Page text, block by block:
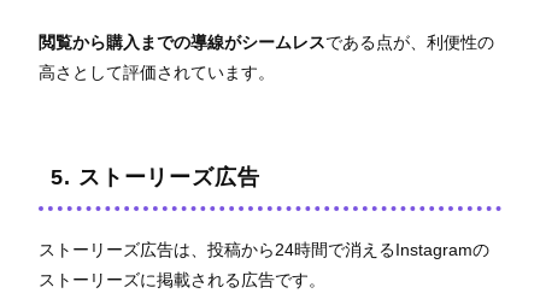
閲覧から購入までの導線がシームレスである点が、利便性の
高さとして評価されています。
5. ストーリーズ広告
ストーリーズ広告は、投稿から24時間で消えるInstagramの
ストーリーズに掲載される広告です。